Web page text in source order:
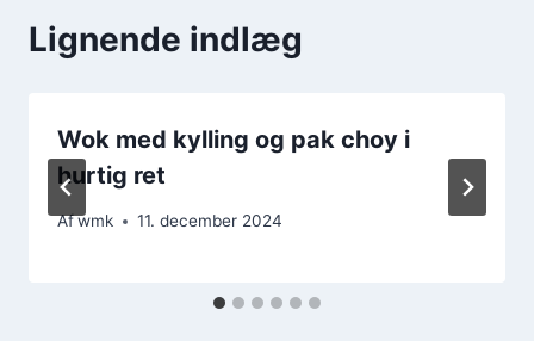
Lignende indlæg
Wok med kylling og pak choy i
hurtig ret
Afwmk 11. december 2024